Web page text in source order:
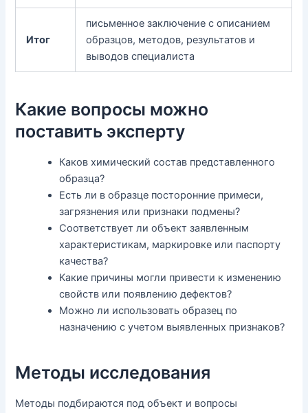
Итог
письменное заключение с описанием
образцов, методов, результатов и
выводов специалиста
Какие вопросы можно
поставить эксперту
Каков химический состав представленного
образца?
Есть ли в образце посторонние примеси,
загрязнения или признаки подмены?
Соответствует ли объект заявленным
характеристикам, маркировке или паспорту
качества?
Какие причины могли привести к изменению
свойств или появлению дефектов?
Можно ли использовать образец по
назначению с учетом выявленных признаков?
Методы исследования
Методы подбираются под объект и вопросы